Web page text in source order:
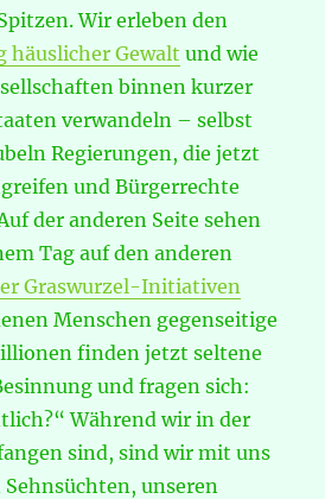
Wir erleben den
häuslicher Gewalt und wie
binnen kurzer
verwandeln – selbst
Regierungen, die jetzt
und Bürgerrechte
der anderen Seite sehen
Tag auf den anderen
Graswurzel-Initiativen
Menschen gegenseitige
finden jetzt seltene
und fragen sich:
Während wir in der
sind, sind wir mit uns
unseren